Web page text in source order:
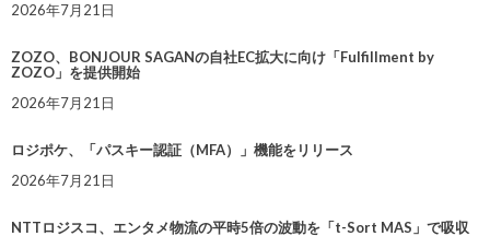
2026年7月21日
ZOZO、BONJOUR SAGANの自社EC拡大に向け「Fulfillment by
ZOZO」を提供開始
2026年7月21日
ロジポケ、「パスキー認証（MFA）」機能をリリース
2026年7月21日
NTTロジスコ、エンタメ物流の平時5倍の波動を「t-Sort MAS」で吸収